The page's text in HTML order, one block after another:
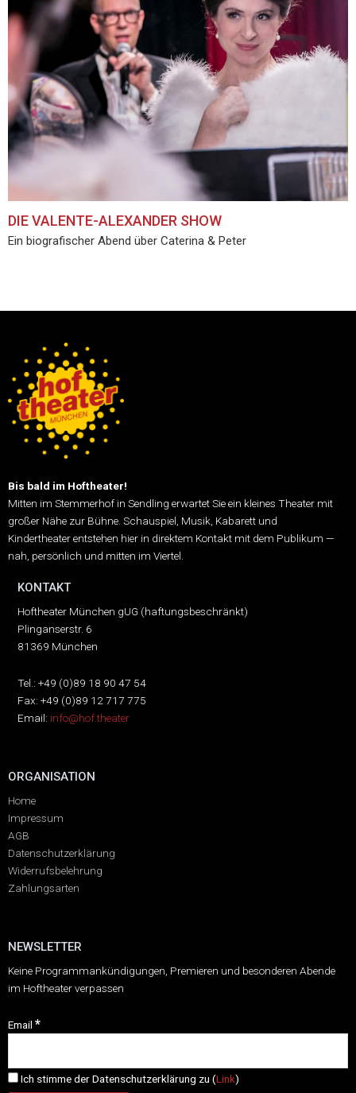
DIE VALENTE-ALEXANDER SHOW
Ein biografischer Abend über Caterina & Peter
Bis bald im Hoftheater!
Mitten im Stemmerhof in Sendling erwartet Sie ein kleines Theater mit
großer Nähe zur Bühne. Schauspiel, Musik, Kabarett und
Kindertheater entstehen hier in direktem Kontakt mit dem Publikum —
nah, persönlich und mitten im Viertel.
KONTAKT
Hoftheater München gUG (haftungsbeschränkt)
Plinganserstr. 6
81369 München
Tel.: +49 (0)89 18 90 47 54
Fax: +49 (0)89 12 717 775
Email: info@hof.theater
ORGANISATION
Home
Impressum
AGB
Datenschutzerklärung
Widerrufsbelehrung
Zahlungsarten
NEWSLETTER
Keine Programmankündigungen, Premieren und besonderen Abende
im Hoftheater verpassen
Email *
Ich stimme der Datenschutzerklärung zu (Link)